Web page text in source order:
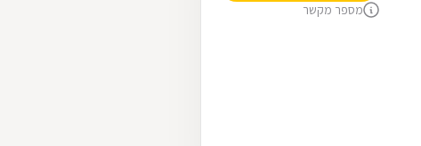
מספר מקשר